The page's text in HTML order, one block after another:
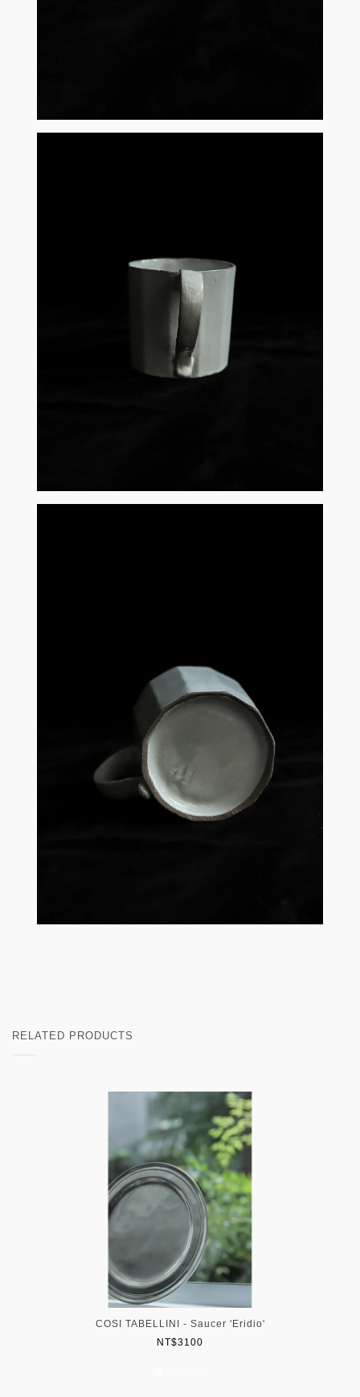
RELATED PRODUCTS
COSI TABELLINI - Saucer 'Eridio'
NT$3100